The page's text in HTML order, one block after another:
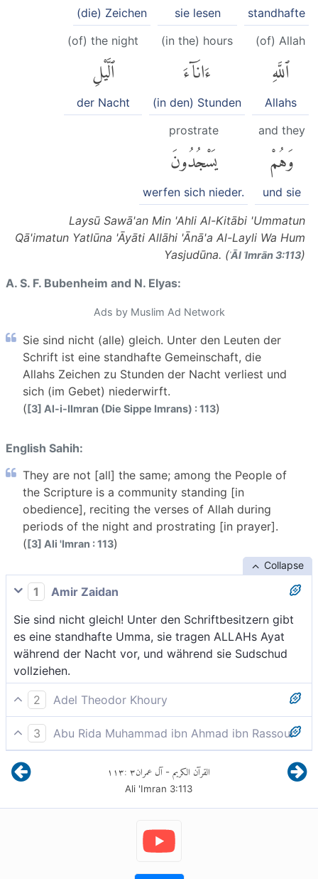
standhafte
sie lesen
(die) Zeichen
(of) Allah
ٱللَّهِ
Allahs
(in the) hours
ءَانَآءَ
(in den) Stunden
(of) the night
ٱلَّيْلِ
der Nacht
and they
وَهُمْ
und sie
prostrate
يَسْجُدُونَ
werfen sich nieder.
Laysū Sawā'an Min 'Ahli Al-Kitābi 'Ummatun
Qā'imatun Yatlūna 'Āyāti Allāhi 'Ānā'a Al-Layli Wa Hum
Yasjudūna. (ʾĀl ʿImrān 3:113)
A. S. F. Bubenheim and N. Elyas:
Ads by Muslim Ad Network
Sie sind nicht (alle) gleich. Unter den Leuten der
Schrift ist eine standhafte Gemeinschaft, die
Allahs Zeichen zu Stunden der Nacht verliest und
sich (im Gebet) niederwirft.
([3] Al-i-IImran (Die Sippe Imrans) : 113)
English Sahih:
They are not [all] the same; among the People of
the Scripture is a community standing [in
obedience], reciting the verses of Allah during
periods of the night and prostrating [in prayer].
([3] Ali 'Imran : 113)
Collapse
1
Amir Zaidan
Sie sind nicht gleich! Unter den Schriftbesitzern gibt
es eine standhafte Umma, sie tragen ALLAHs Ayat
während der Nacht vor, und während sie Sudschud
vollziehen.
2
Adel Theodor Khoury
Sie sind nicht (alle) gleich. Unter den Leuten des
Buches gibt es eine aufrechte Gemeinschaft. Sie
verlesen die Zeichen Gottes zu (verschiedenen)
Nachtzeiten, während sie sich niederwerfen.
3
Abu Rida Muhammad ibn Ahmad ibn Rassoul
Sie sind aber nicht (alle) gleich. Unter den Leuten der
Schrift gibt es (auch) eine Gemeinschaft, die stets die
Verse Allahs zur Zeit der Nacht verlesen und sich
dabei niederwerfen.
القرآن الكريم - آل عمران٣:١١٣
Ali 'Imran 3:113